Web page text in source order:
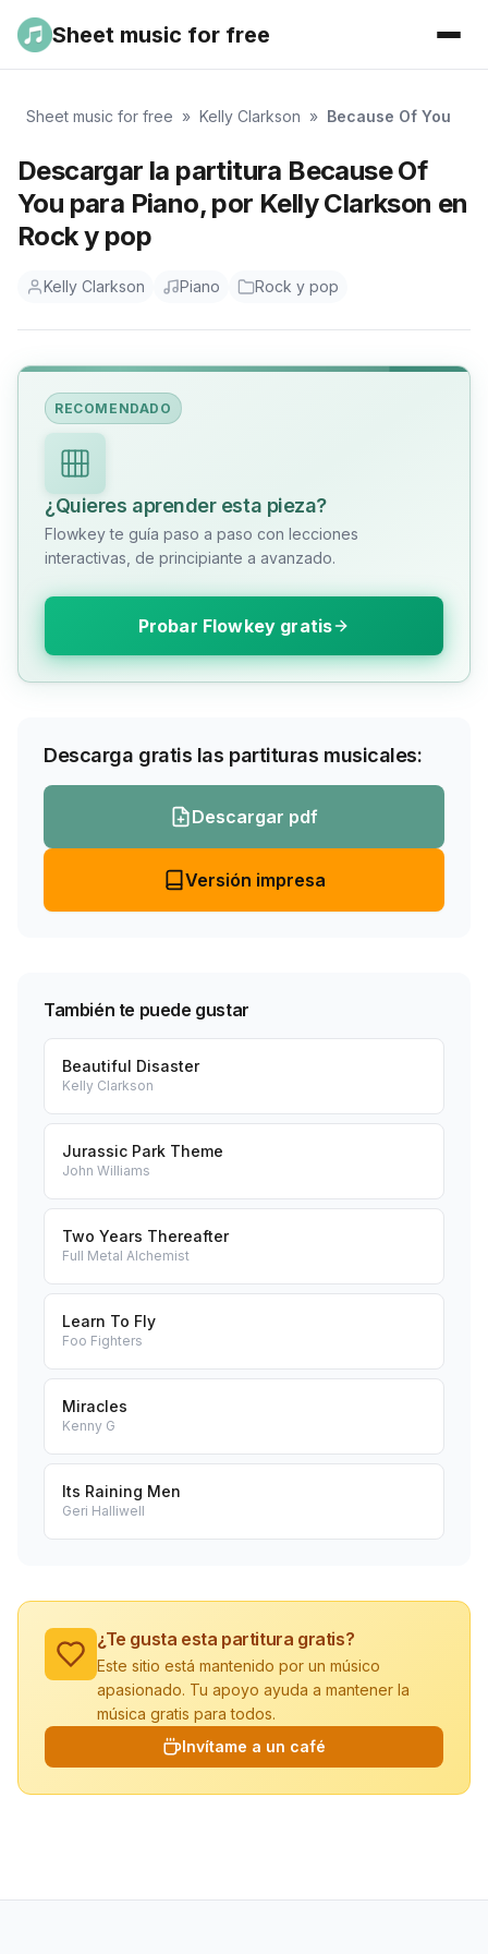
Sheet music for free
Sheet music for free » Kelly Clarkson » Because Of You
Descargar la partitura Because Of
You para Piano, por Kelly Clarkson en
Rock y pop
Kelly Clarkson Piano Rock y pop
RECOMENDADO
¿Quieres aprender esta pieza?
Flowkey te guía paso a paso con lecciones
interactivas, de principiante a avanzado.
Probar Flowkey gratis
Descarga gratis las partituras musicales:
Descargar pdf
Versión impresa
También te puede gustar
Beautiful Disaster
Kelly Clarkson
Jurassic Park Theme
John Williams
Two Years Thereafter
Full Metal Alchemist
Learn To Fly
Foo Fighters
Miracles
Kenny G
Its Raining Men
Geri Halliwell
¿Te gusta esta partitura gratis?
Este sitio está mantenido por un músico
apasionado. Tu apoyo ayuda a mantener la
música gratis para todos.
Invítame a un café